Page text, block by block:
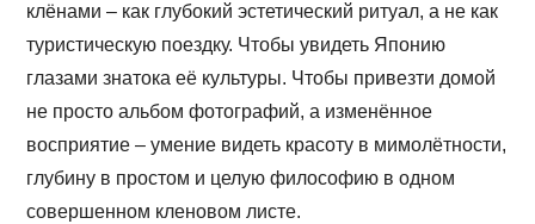
клёнами – как глубокий эстетический ритуал, а не как
туристическую поездку. Чтобы увидеть Японию
глазами знатока её культуры. Чтобы привезти домой
не просто альбом фотографий, а изменённое
восприятие – умение видеть красоту в мимолётности,
глубину в простом и целую философию в одном
совершенном кленовом листе.